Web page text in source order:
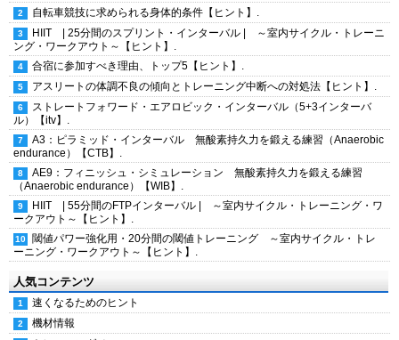
自転車競技に求められる身体的条件【ヒント】.
HIIT | 25分間のスプリント・インターバル | ～室内サイクル・トレーニ
ング・ワークアウト～【ヒント】.
合宿に参加すべき理由、トップ5【ヒント】.
アスリートの体調不良の傾向とトレーニング中断への対処法【ヒント】.
ストレートフォワード・エアロビック・インターバル（5+3インターバ
ル）【itv】.
A3：ピラミッド・インターバル 無酸素持久力を鍛える練習（Anaerobic
endurance）【CTB】.
AE9：フィニッシュ・シミュレーション 無酸素持久力を鍛える練習
（Anaerobic endurance）【WIB】.
HIIT | 55分間のFTPインターバル | ～室内サイクル・トレーニング・ワ
ークアウト～【ヒント】.
閾値パワー強化用・20分間の閾値トレーニング ～室内サイクル・トレ
ーニング・ワークアウト～【ヒント】.
人気コンテンツ
速くなるためのヒント
機材情報